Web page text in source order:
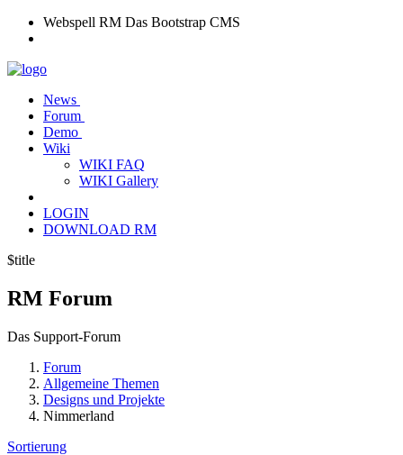
Webspell RM Das Bootstrap CMS
News
Forum
Demo
Wiki
WIKI FAQ
WIKI Gallery
LOGIN
DOWNLOAD RM
$title
RM Forum
Das Support-Forum
Forum
Allgemeine Themen
Designs und Projekte
Nimmerland
Sortierung